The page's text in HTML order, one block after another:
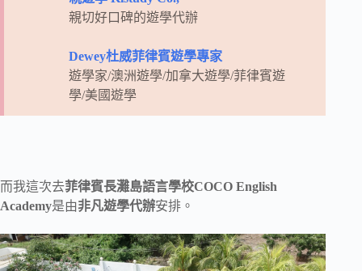
親切好口碑的遊學代辦
Dewey杜威菲律賓遊學專家
遊學家/澳洲遊學/加拿大遊學/菲律賓遊
學/美國遊學
而我這次去菲律賓長灘島語言學校COCO English
Academy是由非凡遊學代辦安排。